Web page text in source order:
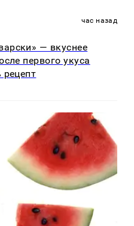
час назад
— вкуснее
первого укуса
рецепт